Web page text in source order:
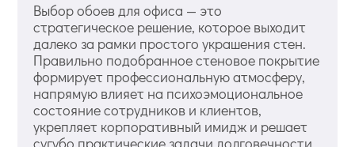
Выбор обоев для офиса — это
стратегическое решение, которое выходит
далеко за рамки простого украшения стен.
Правильно подобранное стеновое покрытие
формирует профессиональную атмосферу,
напрямую влияет на психоэмоциональное
состояние сотрудников и клиентов,
укрепляет корпоративный имидж и решает
сугубо практические задачи долговечности